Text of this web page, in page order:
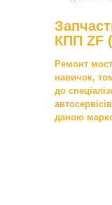
КПП ZF
Ремонт
навичок,
до
даною